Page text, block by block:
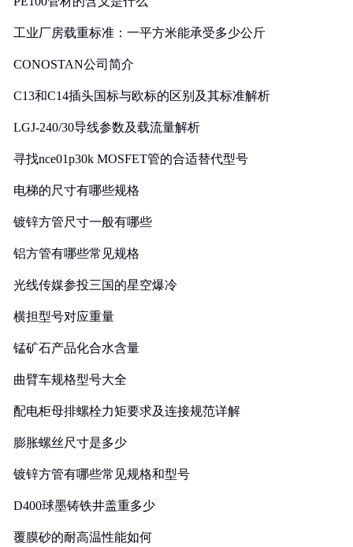
工业厂房载重标准：一平方米能承受多少公斤
CONOSTAN公司简介
C13和C14插头国标与欧标的区别及其标准解析
LGJ-240/30导线参数及载流量解析
寻找nce01p30k MOSFET管的合适替代型号
电梯的尺寸有哪些规格
镀锌方管尺寸一般有哪些
铝方管有哪些常见规格
光线传媒参投三国的星空爆冷
横担型号对应重量
锰矿石产品化合水含量
曲臂车规格型号大全
配电柜母排螺栓力矩要求及连接规范详解
膨胀螺丝尺寸是多少
镀锌方管有哪些常见规格和型号
D400球墨铸铁井盖重多少
覆膜砂的耐高温性能如何